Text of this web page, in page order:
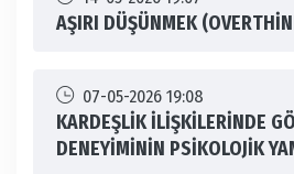
AŞIRI DÜŞÜNMEK
07-05-2026 19:08
KARDEŞLİK İLİŞKİLERİNDE
DENEYİMİNİN PSİKOLOJİK